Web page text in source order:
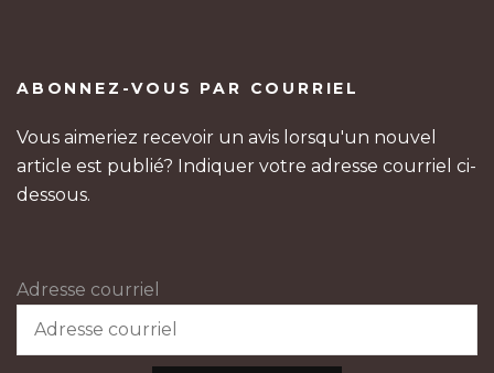
ABONNEZ-VOUS PAR COURRIEL
Vous aimeriez recevoir un avis lorsqu'un nouvel
article est publié? Indiquer votre adresse courriel ci-
dessous.
Adresse courriel